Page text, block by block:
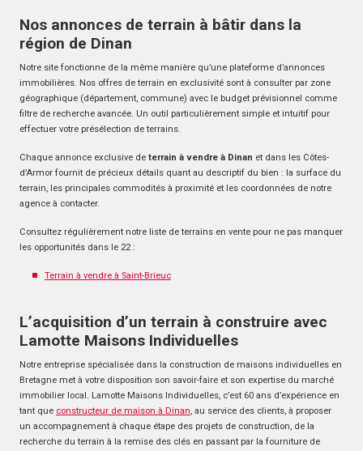
Nos annonces de terrain à bâtir dans la
région de Dinan
Notre site fonctionne de la même manière qu’une plateforme d’annonces
immobilières. Nos offres de terrain en exclusivité sont à consulter par zone
géographique (département, commune) avec le budget prévisionnel comme
filtre de recherche avancée. Un outil particulièrement simple et intuitif pour
effectuer votre présélection de terrains.
Chaque annonce exclusive de terrain à vendre à Dinan et dans les Côtes-
d’Armor fournit de précieux détails quant au descriptif du bien : la surface du
terrain, les principales commodités à proximité et les coordonnées de notre
agence à contacter.
Consultez régulièrement notre liste de terrains en vente pour ne pas manquer
les opportunités dans le 22 :
Terrain à vendre à Saint-Brieuc
L’acquisition d’un terrain à construire avec
Lamotte Maisons Individuelles
Notre entreprise spécialisée dans la construction de maisons individuelles en
Bretagne met à votre disposition son savoir-faire et son expertise du marché
immobilier local. Lamotte Maisons Individuelles, c’est 60 ans d’expérience en
tant que constructeur de maison à Dinan, au service des clients, à proposer
un accompagnement à chaque étape des projets de construction, de la
recherche du terrain à la remise des clés en passant par la fourniture de